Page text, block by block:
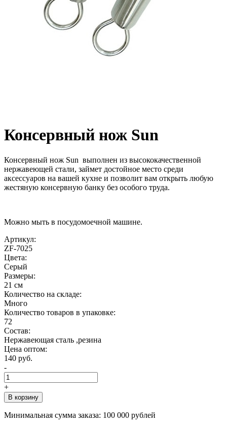
Консервный нож Sun
Консервный нож Sun выполнен из высококачественной
нержавеющей стали, займет достойное место среди
аксессуаров на вашей кухне и позволит вам открыть любую
жестяную консервную банку без особого труда.
Можно мыть в посудомоечной машине.
Артикул:
ZF-7025
Цвета:
Серый
Размеры:
21 см
Количество на складе:
Много
Количество товаров в упаковке:
72
Состав:
Нержавеющая сталь ,резина
Цена оптом:
140 руб.
-
+
В корзину
Минимальная сумма заказа: 100 000 рублей